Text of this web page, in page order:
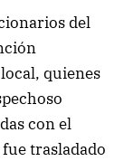
del
quienes
con el
trasladado